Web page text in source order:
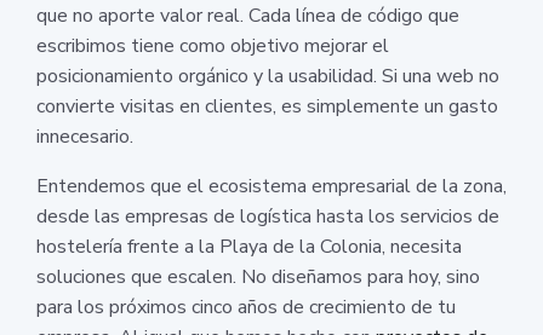
que no aporte valor real. Cada línea de código que
escribimos tiene como objetivo mejorar el
posicionamiento orgánico y la usabilidad. Si una web no
convierte visitas en clientes, es simplemente un gasto
innecesario.
Entendemos que el ecosistema empresarial de la zona,
desde las empresas de logística hasta los servicios de
hostelería frente a la Playa de la Colonia, necesita
soluciones que escalen. No diseñamos para hoy, sino
para los próximos cinco años de crecimiento de tu